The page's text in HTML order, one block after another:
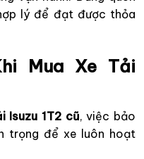
lý để đạt được thỏa
Mua Xe Tải
Isuzu 1T2 cũ, việc bảo
trọng để xe luôn hoạt